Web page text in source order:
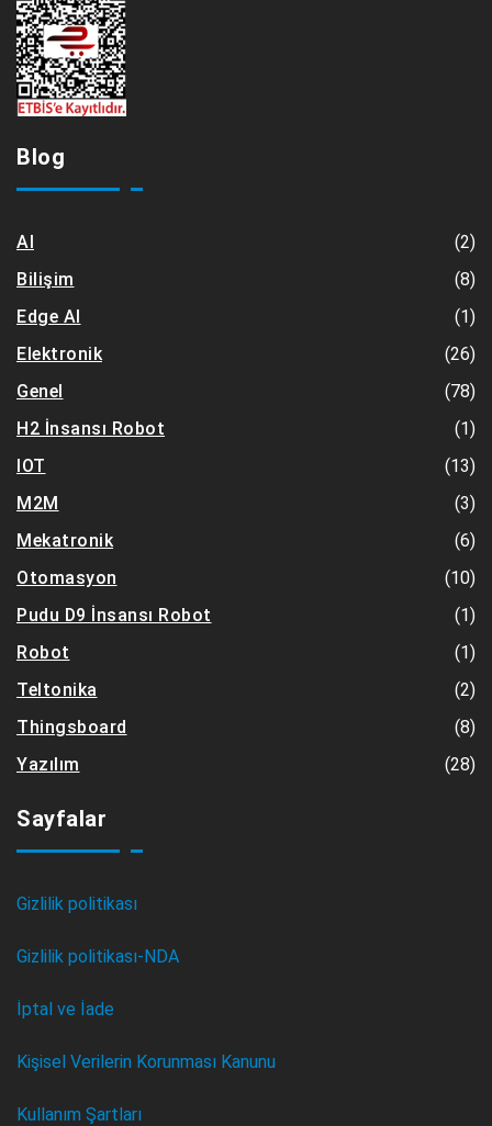
Blog
AI
(2)
Bilişim
(8)
Edge AI
(1)
Elektronik
(26)
Genel
(78)
H2 İnsansı Robot
(1)
IOT
(13)
M2M
(3)
Mekatronik
(6)
Otomasyon
(10)
Pudu D9 İnsansı Robot
(1)
Robot
(1)
Teltonika
(2)
Thingsboard
(8)
Yazılım
(28)
Sayfalar
Gizlilik politikası
Gizlilik politikası-NDA
İptal ve İade
Kişisel Verilerin Korunması Kanunu
Kullanım Şartları